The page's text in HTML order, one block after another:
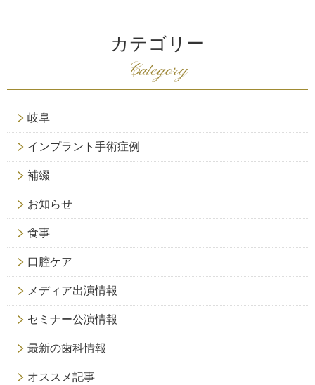
カテゴリー
Category
岐阜
インプラント手術症例
補綴
お知らせ
食事
口腔ケア
メディア出演情報
セミナー公演情報
最新の歯科情報
オススメ記事